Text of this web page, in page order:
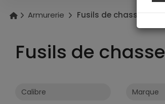
Armurerie Fusils de chasse
Fusils de chasse